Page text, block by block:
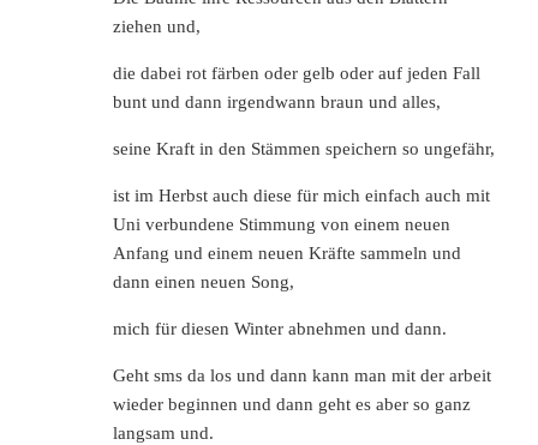
ziehen und,
die dabei rot färben oder gelb oder auf jeden Fall
bunt und dann irgendwann braun und alles,
seine Kraft in den Stämmen speichern so ungefähr,
ist im Herbst auch diese für mich einfach auch mit
Uni verbundene Stimmung von einem neuen
Anfang und einem neuen Kräfte sammeln und
dann einen neuen Song,
mich für diesen Winter abnehmen und dann.
Geht sms da los und dann kann man mit der arbeit
wieder beginnen und dann geht es aber so ganz
langsam und.